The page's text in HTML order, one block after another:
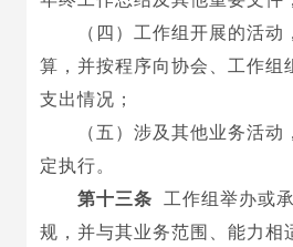
（四）工作组开展的活
算，并按程序向协会、工作组
支出情况；
（五） 涉及其他业务活动
定执行。
第十三条
工作组举办或
规，并与其业务范围、能力相